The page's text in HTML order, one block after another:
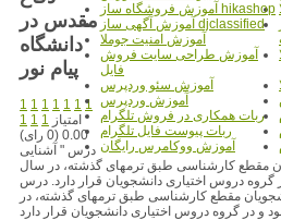
آموزش فروشگاه ساز hikashop
آموزش آگهی ساز djclassified
آموزش امنیت جوملا
آموزش طراحی سایت فروش
فایل
آموزش سئو وردپرس
آموزش وردپرس
ربات همکاری در فروش تلگرام
ربات پیوست فایل تلگرام
آموزش ووکامرس رایگان
مقدس در
دانشگاه
پیام نور
1 1 1 1 1 1 1
1 1 1 امتیاز
0.00 (0 رای)
درس " آشنایی
مقطع کارشناسی طبق ترمهای گذشته، در سال
گروه دروس اختیاری دانشجویان قرار دارد. درس
مقطع کارشناسی طبق ترمهای گذشته، در